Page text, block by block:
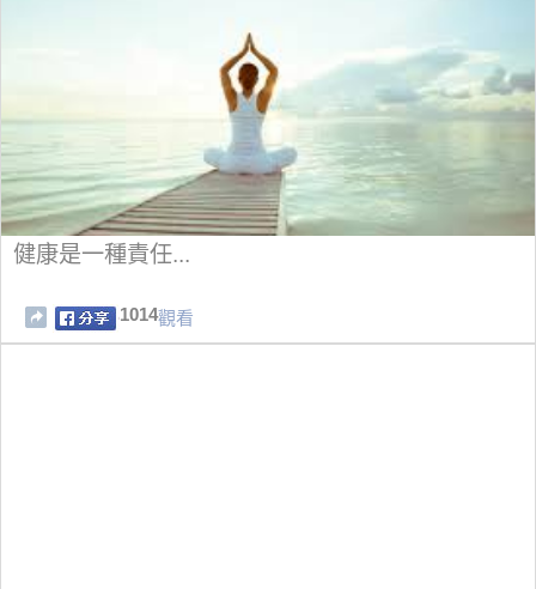
健康是一種責任...
1014觀看